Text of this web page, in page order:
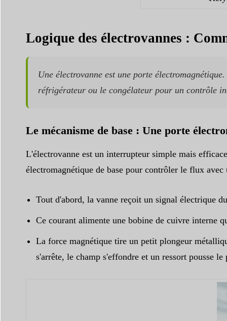
Logique des électrovannes :
Une électrovanne est une porte
réfrigérateur ou le congélateur pour un contrôle
Le mécanisme de base : Une porte
L'électrovanne est un interrupteur simple mais
électromagnétique de base pour contrôler le flux
Tout d'abord, la vanne reçoit un signal électrique
Ce courant alimente une bobine de cuivre interne
La force magnétique tire un petit plongeur
s'arrête, le champ s'effondre et un ressort pousse